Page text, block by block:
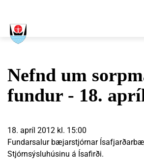
Nefnd um
fundur - 18.
18. apríl 2012 kl. 15:00
Fundarsalur bæjarstjórnar
Stjórnsýsluhúsinu á Ísafirði.